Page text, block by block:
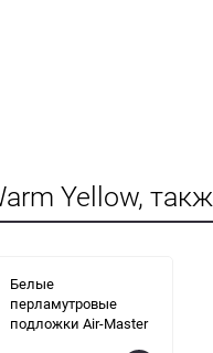
Yellow,
Белые
перламутровые
подложки Air-Master